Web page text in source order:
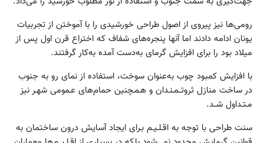
رومی‌ها نیز پیروی از اصول طراحی خورشیدی را با آموختن از تجربیات
یونان ادامه دادند اما آنها پنجره‌های شفاف که اختراع قرن اول پس از
میلاد بود را برای افزایش گرمای به‌دست آمده به‌کار گرفتند.
با افزایش کمبود چوب به‌عنوان سوخت، استفاده از نمای رو به جنوب
در ساخت منازل ثروتــمـنـدان و هـمـچنین حمام‌های عـمومی شهـر نیز
مـتـداول شــد.
سنت طراحی با توجه به اقـلـیـم بـرای ایجاد آسایش درون ساختمان به